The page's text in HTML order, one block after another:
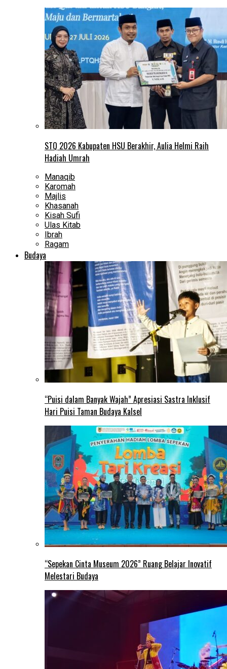
STQ 2026 Kabupaten HSU Berakhir, Aulia Helmi Raih
Hadiah Umrah
Manaqib
Karomah
Majlis
Khasanah
Kisah Sufi
Ulas Kitab
Ibrah
Ragam
Budaya
“Puisi dalam Banyak Wajah” Apresiasi Sastra Inklusif
Hari Puisi Taman Budaya Kalsel
“Sepekan Cinta Museum 2026” Ruang Belajar Inovatif
Melestari Budaya